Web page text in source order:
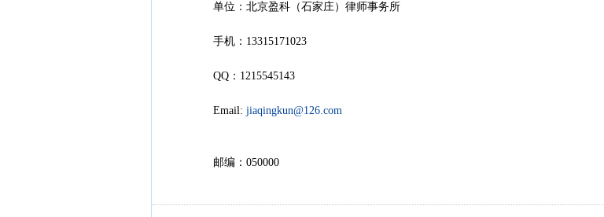
单位：北京盈科（石家庄）律师事务所
手机：13315171023
QQ：1215545143
Email: jiaqingkun@126.com
邮编：050000